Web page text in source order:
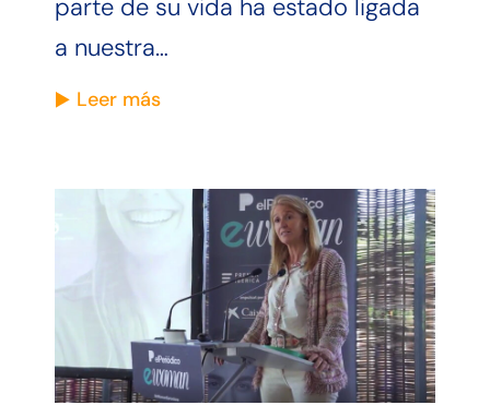
parte de su vida ha estado ligada
a nuestra…
Leer más